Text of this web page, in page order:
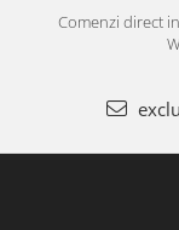
Comenzi direct